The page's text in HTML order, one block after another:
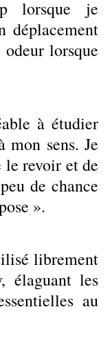
lorsque je
lorsque
à étudier
mon sens. Je
le revoir et de
de chance
».
librement
élaguant les
au